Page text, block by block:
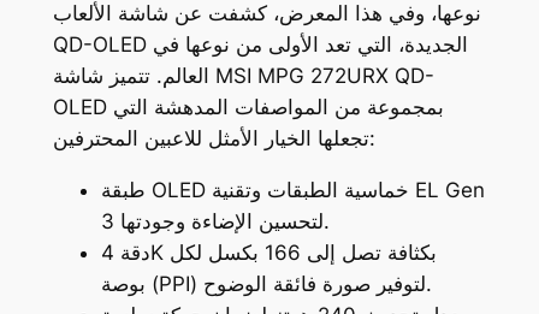
نوعها، وفي هذا المعرض، كشفت عن شاشة الألعاب
QD-OLED الجديدة، التي تعد الأولى من نوعها في
العالم. تتميز شاشة MSI MPG 272URX QD-
OLED بمجموعة من المواصفات المدهشة التي
تجعلها الخيار الأمثل للاعبين المحترفين:
طبقة OLED خماسية الطبقات وتقنية EL Gen
3 لتحسين الإضاءة وجودتها.
دقة 4K بكثافة تصل إلى 166 بكسل لكل
بوصة (PPI) لتوفير صورة فائقة الوضوح.